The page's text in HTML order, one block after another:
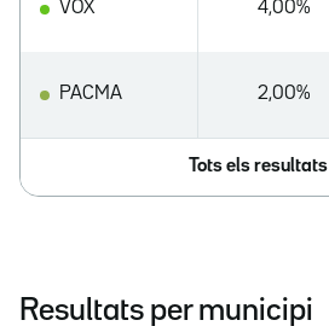
VOX 4,00%
PACMA 2,00%
Tots els resultats
Resultats per municipi